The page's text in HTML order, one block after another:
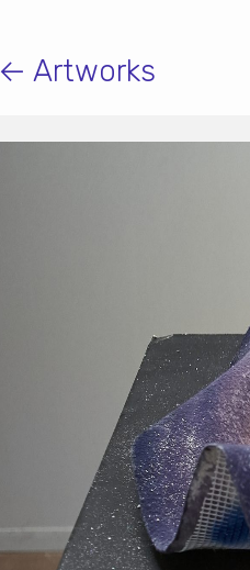
← Artworks